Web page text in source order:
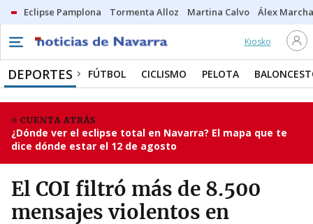
Eclipse Pamplona Tormenta Alloz Martina Calvo Álex
Kiosko
DEPORTES FÚTBOL CICLISMO PELOTA
CUENTA ATRÁS
¿Dónde ver el eclipse total en Navarra? El mapa que te
dice dónde estar el 12 de agosto
El COI filtró más de 8.500
mensajes violentos en